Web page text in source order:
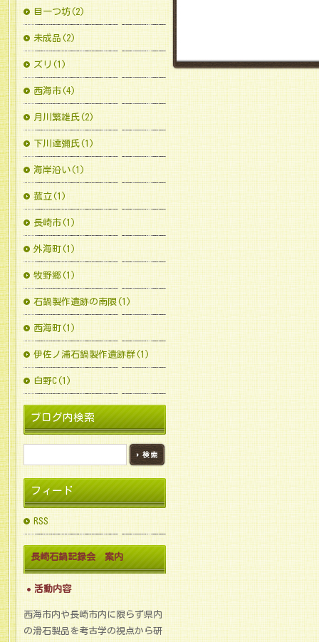
目一つ坊(2)
未成品(2)
ズリ(1)
西海市(4)
月川繁雄氏(2)
下川達彌氏(1)
海岸沿い(1)
菰立(1)
長崎市(1)
外海町(1)
牧野郷(1)
石鍋製作遺跡の南限(1)
西海町(1)
伊佐ノ浦石鍋製作遺跡群(1)
白野C(1)
ブログ内検索
フィード
RSS
長崎石鍋記録会 案内
活動内容
西海市内や長崎市内に限らず県内
の滑石製品を考古学の視点から研